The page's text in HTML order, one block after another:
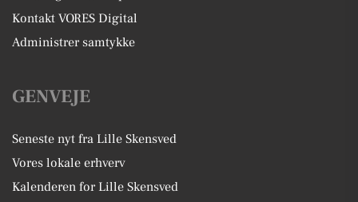
Kontakt VORES Digital
Administrer samtykke
GENVEJE
Seneste nyt fra Lille Skensved
Vores lokale erhverv
Kalenderen for Lille Skensved